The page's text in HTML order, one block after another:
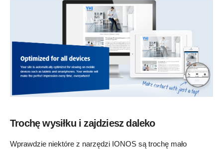
Trochę wysiłku i zajdziesz daleko
Wprawdzie niektóre z narzędzi IONOS są trochę mało